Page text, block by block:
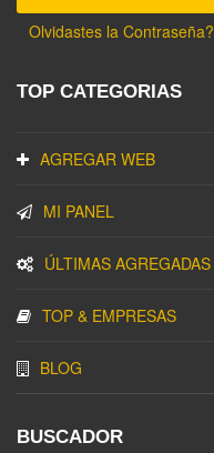
Olvidastes la Contraseña?
TOP CATEGORIAS
AGREGAR WEB
MI PANEL
ÚLTIMAS AGREGADAS
TOP & EMPRESAS
BLOG
BUSCADOR